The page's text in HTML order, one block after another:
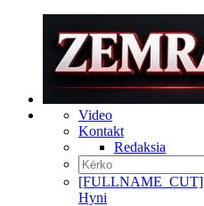
Video
Kontakt
Redaksia
[FULLNAME_CUT]
Hyni